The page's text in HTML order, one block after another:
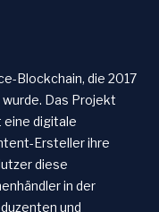
Blockchain, die 2017
Das Projekt
eine digitale
Ersteller ihre
diese
in der
und